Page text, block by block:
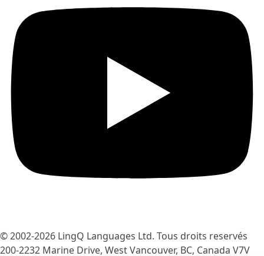
© 2002-2026 LingQ Languages Ltd. Tous droits reservés
200-2232 Marine Drive, West Vancouver, BC, Canada V7V